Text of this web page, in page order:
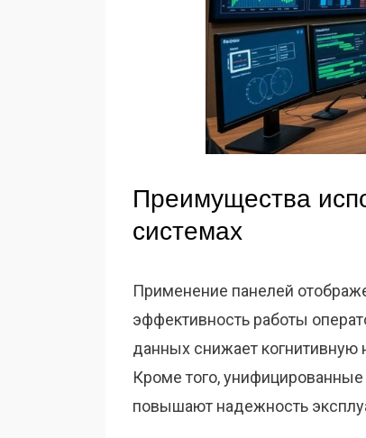
Преимущества
системах
Применение панелей
эффективность работы
данных снижает когнитивную
Кроме того,
повышают надежность